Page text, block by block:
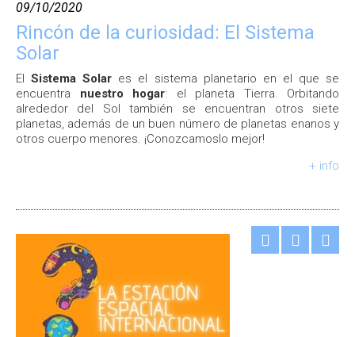
09/10/2020
Rincón de la curiosidad: El Sistema
Solar
ElSistema Solar es el sistema planetario en el que se
encuentra nuestro hogar: el planeta Tierra. Orbitando
alrededor del Sol también se encuentran otros siete
planetas, además de un buen número de planetas enanos y
otros cuerpo menores. ¡Conozcamoslo mejor!
+ info